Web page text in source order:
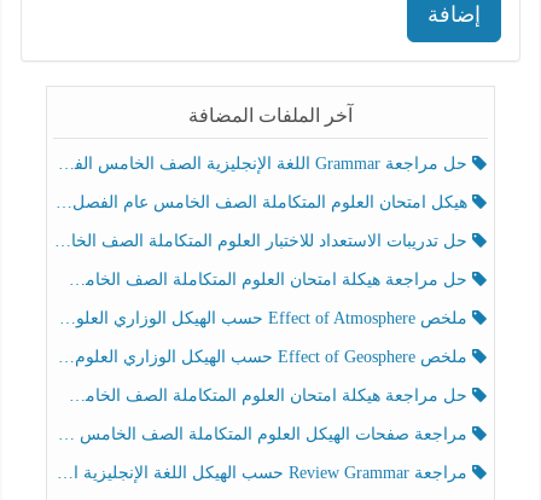
إضافة
آخر الملفات المضافة
حل مراجعة Grammar اللغة الإنجليزية الصف الخامس الفصل الثالث
هيكل امتحان العلوم المتكاملة الصف الخامس عام الفصل الدراسي الثالث 2025-2026
حل تدريبات الاستعداد للاختبار العلوم المتكاملة الصف الخامس عام الفصل الثالث
حل مراجعة هيكلة امتحان العلوم المتكاملة الصف الخامس انسبير الفصل الثالث
ملخص Effect of Atmosphere حسب الهيكل الوزاري العلوم المتكاملة الصف الخامس انسبير الفصل الثالث
ملخص Effect of Geosphere حسب الهيكل الوزاري العلوم المتكاملة الصف الخامس انسبير الفصل الثالث
حل مراجعة هيكلة امتحان العلوم المتكاملة الصف الخامس عام الفصل الثالث
مراجعة صفحات الهيكل العلوم المتكاملة الصف الخامس انسبير الفصل الثالث
مراجعة Review Grammar حسب الهيكل اللغة الإنجليزية الصف الخامس الفصل الثالث